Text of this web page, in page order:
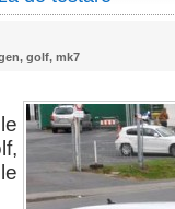
, golf, mk7